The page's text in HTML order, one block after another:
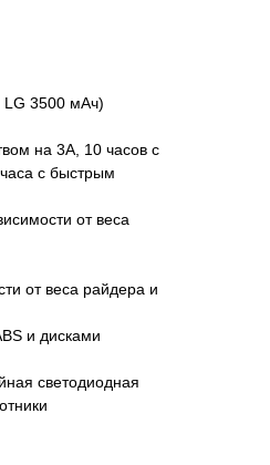
LG 3500 мАч)
на 3А, 10 часов с
с быстрым
от веса
от веса райдера и
и дисками
светодиодная